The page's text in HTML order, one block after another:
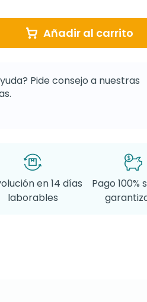
Añadir al carrito
Pide consejo a nuestras
en 14 días
laborables
Pago 100%